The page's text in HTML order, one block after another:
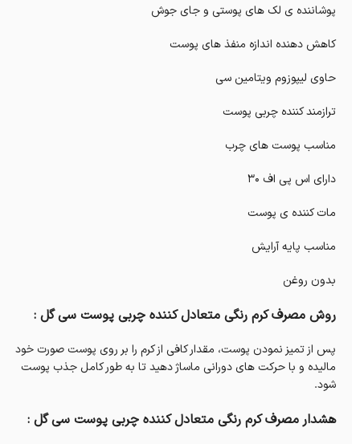
پوشاننده ی لک های پوستی و جای جوش
کاهش دهنده اندازه منفذ های پوست
حاوی لیپوزوم ویتامین سی
ترازمند کننده چربی پوست
مناسب پوست های چرب
دارای اس پی اف ۳۰
مات کننده ی پوست
مناسب پایه آرایش
بدون روغن
روش مصرف کرم رنگی متعادل کننده چربی پوست سی گل :
پس از تمیز نمودن پوست، مقدار کافی از کرم را بر روی پوست صورت خود
مالیده و با حرکت های دورانی ماساژ دهید تا به طور کامل جذب پوست
شود.
هشدار مصرف کرم رنگی متعادل کننده چربی پوست سی گل :